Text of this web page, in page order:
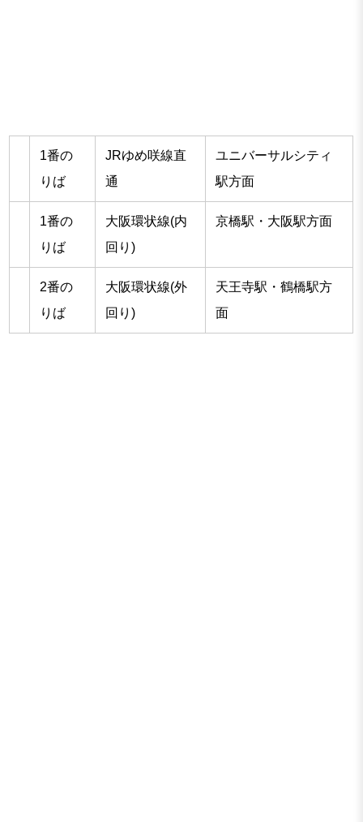
1番の
りば
JRゆめ咲線直
通
ユニバーサルシティ
駅方面
1番の
りば
大阪環状線(内
回り)
京橋駅・大阪駅方面
2番の
りば
大阪環状線(外
回り)
天王寺駅・鶴橋駅方
面